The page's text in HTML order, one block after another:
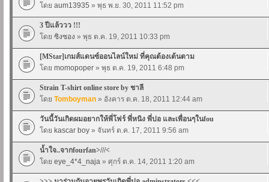
โดย aum13935 » พุธ พ.ย. 30, 2011 11:52 pm
3 ปีแล้ววว !!!
โดย ซิงซอง » พุธ ต.ค. 19, 2011 10:33 pm
[MStar]เกมส์แดนซ์ออนไลน์ใหม่ ที่คุณต้องเต้นตาม
โดย momopoper » พุธ ต.ค. 19, 2011 6:48 pm
Strain T-shirt online store by ชาลี
โดย Tomboyman » อังคาร ต.ค. 18, 2011 12:44 am
วันนี้วันเกิดผมอยากให้พี่โฟร์ พี่หนิง พี่ปอ และเพื่อนๆในfou
โดย kascar boy » จันทร์ ต.ค. 17, 2011 9:56 am
น้ำใจ..จากfourfan>///<
โดย eye_4*4_naja » ศุกร์ ต.ค. 14, 2011 1:20 am